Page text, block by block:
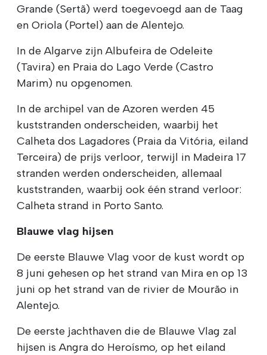
Grande (Sertã) werd toegevoegd aan de Taag
en Oriola (Portel) aan de Alentejo.
In de Algarve zijn Albufeira de Odeleite
(Tavira) en Praia do Lago Verde (Castro
Marim) nu opgenomen.
In de archipel van de Azoren werden 45
kuststranden onderscheiden, waarbij het
Calheta dos Lagadores (Praia da Vitória, eiland
Terceira) de prijs verloor, terwijl in Madeira 17
stranden werden onderscheiden, allemaal
kuststranden, waarbij ook één strand verloor:
Calheta strand in Porto Santo.
Blauwe vlag hijsen
De eerste Blauwe Vlag voor de kust wordt op
8 juni gehesen op het strand van Mira en op 13
juni op het strand van de rivier de Mourão in
Alentejo.
De eerste jachthaven die de Blauwe Vlag zal
hijsen is Angra do Heroísmo, op het eiland